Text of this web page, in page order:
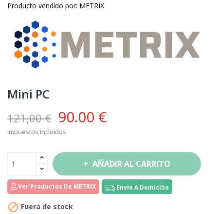
Producto vendido por: METRIX
Mini PC
121,00 € 90.00 €
Impuestos incluidos
AÑADIR AL CARRITO
Ver Productos De METRIX Envio A Domicilio
 Fuera de stock